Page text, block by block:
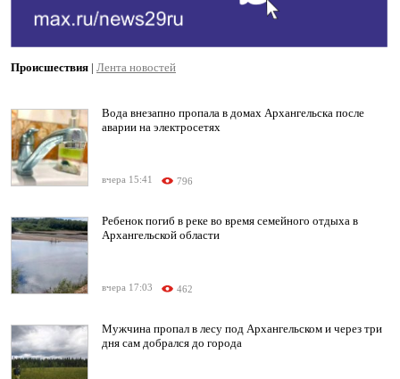
Происшествия | Лента новостей
Вода внезапно пропала в домах Архангельска после
аварии на электросетях
вчера 15:41 796
Ребенок погиб в реке во время семейного отдыха в
Архангельской области
вчера 17:03 462
Мужчина пропал в лесу под Архангельском и через три
дня сам добрался до города